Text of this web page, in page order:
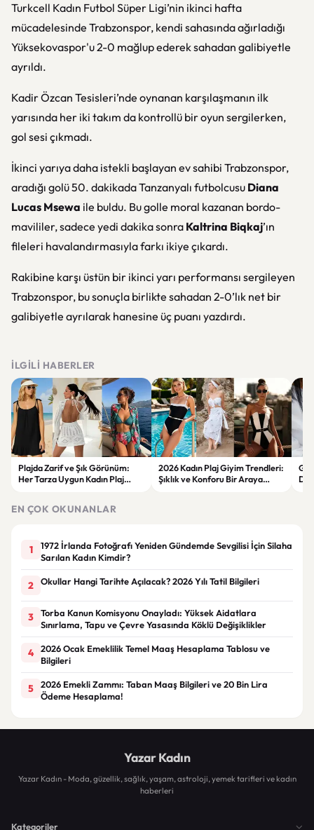
Turkcell Kadın Futbol Süper Ligi’nin ikinci hafta
mücadelesinde Trabzonspor, kendi sahasında ağırladığı
Yüksekovaspor'u 2-0 mağlup ederek sahadan galibiyetle
ayrıldı.
Kadir Özcan Tesisleri’nde oynanan karşılaşmanın ilk
yarısında her iki takım da kontrollü bir oyun sergilerken,
gol sesi çıkmadı.
İkinci yarıya daha istekli başlayan ev sahibi Trabzonspor,
aradığı golü 50. dakikada Tanzanyalı futbolcusu Diana
Lucas Msewa ile buldu. Bu golle moral kazanan bordo-
mavililer, sadece yedi dakika sonra Kaltrina Biqkaj’ın
fileleri havalandırmasıyla farkı ikiye çıkardı.
Rakibine karşı üstün bir ikinci yarı performansı sergileyen
Trabzonspor, bu sonuçla birlikte sahadan 2-0’lık net bir
galibiyetle ayrılarak hanesine üç puanı yazdırdı.
İLGILI HABERLER
Plajda Zarif ve Şık Görünüm:
Her Tarza Uygun Kadın Plaj
2026 Kadın Plaj Giyim Trendleri:
Şıklık ve Konforu Bir Araya
EN ÇOK OKUNANLAR
1
1972 İrlanda Fotoğrafı Yeniden Gündemde Sevgilisi İçin Silaha
Sarılan Kadın Kimdir?
2 Okullar Hangi Tarihte Açılacak? 2026 Yılı Tatil Bilgileri
3
Torba Kanun Komisyonu Onayladı: Yüksek Aidatlara
Sınırlama, Tapu ve Çevre Yasasında Köklü Değişiklikler
4
2026 Ocak Emeklilik Temel Maaş Hesaplama Tablosu ve
Bilgileri
5
2026 Emekli Zammı: Taban Maaş Bilgileri ve 20 Bin Lira
Ödeme Hesaplama!
Yazar Kadın
Yazar Kadın - Moda, güzellik, sağlık, yaşam, astroloji, yemek tarifleri ve kadın
haberleri
Kategoriler